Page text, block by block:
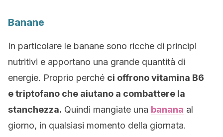
Banane
In particolare le banane sono ricche di principi
nutritivi e apportano una grande quantità di
energie. Proprio perché ci offrono vitamina B6
e triptofano che aiutano a combattere la
stanchezza. Quindi mangiate una banana al
giorno, in qualsiasi momento della giornata.